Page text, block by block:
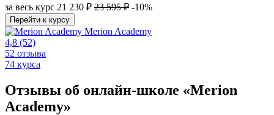
за весь курс 21 230 ₽ 23 595 ₽ -10%
Перейти к курсу
Merion Academy
4,8 (52)
52 отзыва
74 курса
Отзывы об онлайн-школе «Merion
Academy»